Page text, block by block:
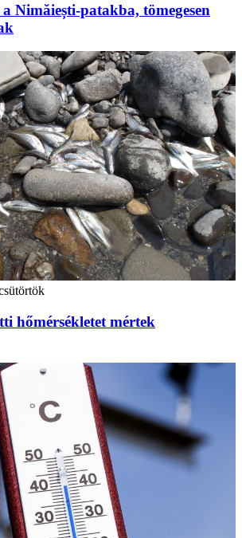
Nimăiești-patakba, tömegesen
hőmérsékletet mértek